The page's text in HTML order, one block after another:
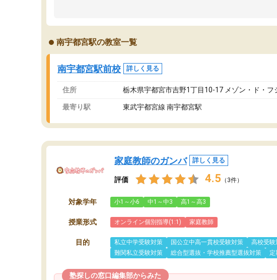
わせることができ
南宇都宮駅の教室一覧
南宇都宮駅前校 詳しく見る
住所 栃木県宇都宮市吉野1丁目10-17 メゾン・ド・フ
最寄り駅 東武宇都宮線 南宇都宮駅
家庭教師のガンバ 詳しく見る
評価 4.5 （3件）
対象学年 小1～小6 中1～中3 高1～高3
授業形式 オンライン個別指導(1:1) 家庭教師
目的 私立中学受験対策 国公立中高一貫校受験対策 高校受験
難関私立受験対策
総合型選抜・学校推薦型選抜対策 定
塾探しの窓口編集部からみた